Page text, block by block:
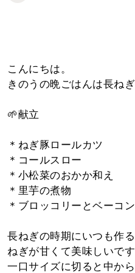
こんにちは。
きのうの晩ごはんは長ね
🌱献立
＊ねぎ豚ロールカツ
＊コールスロー
＊小松菜のおかか和え
＊里芋の煮物
＊ブロッコリーとベーコ
長ねぎの時期にいつも作る
ねぎが甘くて美味しいで
一口サイズに切ると中か